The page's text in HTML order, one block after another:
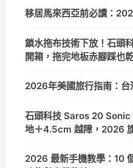
移居馬來西亞前必讀：
鎖水拖布技術下放！石頭
開箱，拖完地板赤腳踩也
2026年美國旅行指南：
石頭科技 Saros 20 Sonic
地＋4.5cm 越障，2026
2026 最新手機教學：10